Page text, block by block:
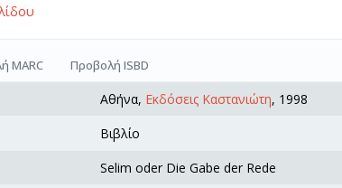
MARC Προβολή ISBD
Αθήνα, Εκδόσεις Καστανιώτη, 1998
Βιβλίο
Selim oder Die Gabe der Rede